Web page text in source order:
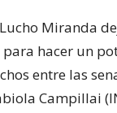
Miranda
hacer un
entre las
Campillai